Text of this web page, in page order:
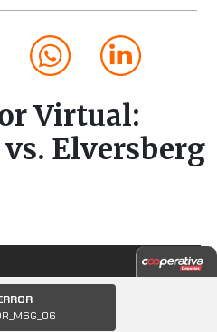
Virtual:
Elversberg